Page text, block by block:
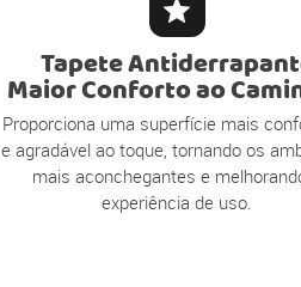
Tapete
Maior Conforto ao
Proporciona uma superfície mais
e agradável ao toque, tornando os
mais aconchegantes e
experiência de uso.